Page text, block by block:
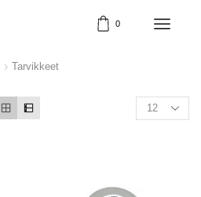
0
Tarvikkeet